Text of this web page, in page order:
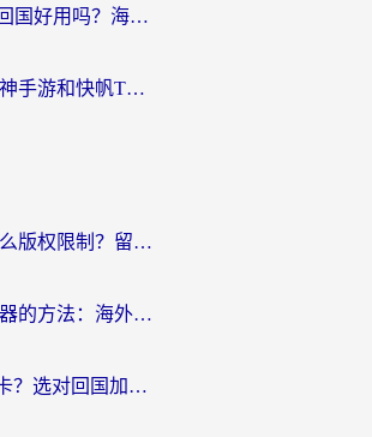
ChickCN和海外回国好用吗？海外党2026亲测：从手游到影音，选对加速器的3个关键
海外党必看：雷神手游和快帆TV版好用吗？3步选对回国加速器不踩坑
酷狗在海外用怎么版权限制？留学生亲测：3步解决听国内音乐难题
国外用微信加速器的方法：海外党无缝连接国内生活的实用指南
国外看芒果tv总卡？选对回国加速器，轻松追《浪姐》不费劲